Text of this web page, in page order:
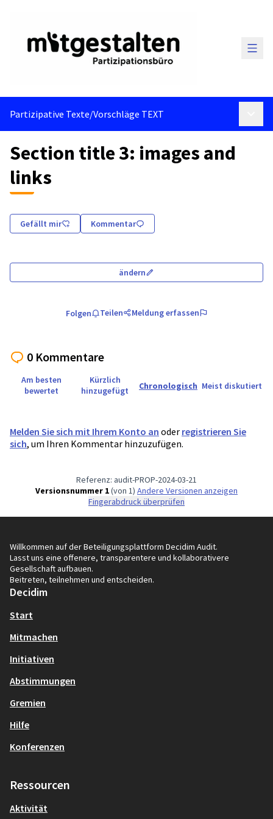
Partizipative Texte/Vorschläge TEXT
Section title 3: images and
links
Gefällt mir Kommentar
ändern
Folgen Teilen Meldung erfassen
0 Kommentare
Am besten
bewertet
Kürzlich
hinzugefügt
Chronologisch Meist diskutiert
Melden Sie sich mit Ihrem Konto an oder registrieren Sie
sich, um Ihren Kommentar hinzuzufügen.
Referenz: audit-PROP-2024-03-21
Versionsnummer 1(von 1)
Andere Versionen anzeigen
Fingerabdruck überprüfen
Willkommen auf der Beteiligungsplattform Decidim Audit.
Lasst uns eine offenere, transparentere und kollaborativere
Gesellschaft aufbauen.
Beitreten, teilnehmen und entscheiden.
Decidim
Start
Mitmachen
Initiativen
Abstimmungen
Gremien
Hilfe
Konferenzen
Ressourcen
Aktivität